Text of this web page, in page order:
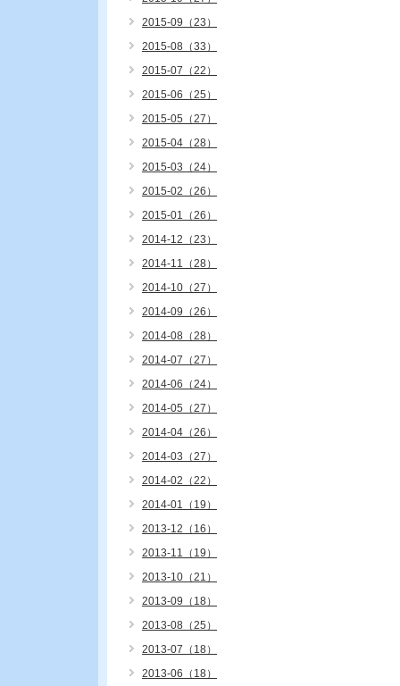
2015-09（23）
2015-08（33）
2015-07（22）
2015-06（25）
2015-05（27）
2015-04（28）
2015-03（24）
2015-02（26）
2015-01（26）
2014-12（23）
2014-11（28）
2014-10（27）
2014-09（26）
2014-08（28）
2014-07（27）
2014-06（24）
2014-05（27）
2014-04（26）
2014-03（27）
2014-02（22）
2014-01（19）
2013-12（16）
2013-11（19）
2013-10（21）
2013-09（18）
2013-08（25）
2013-07（18）
2013-06（18）